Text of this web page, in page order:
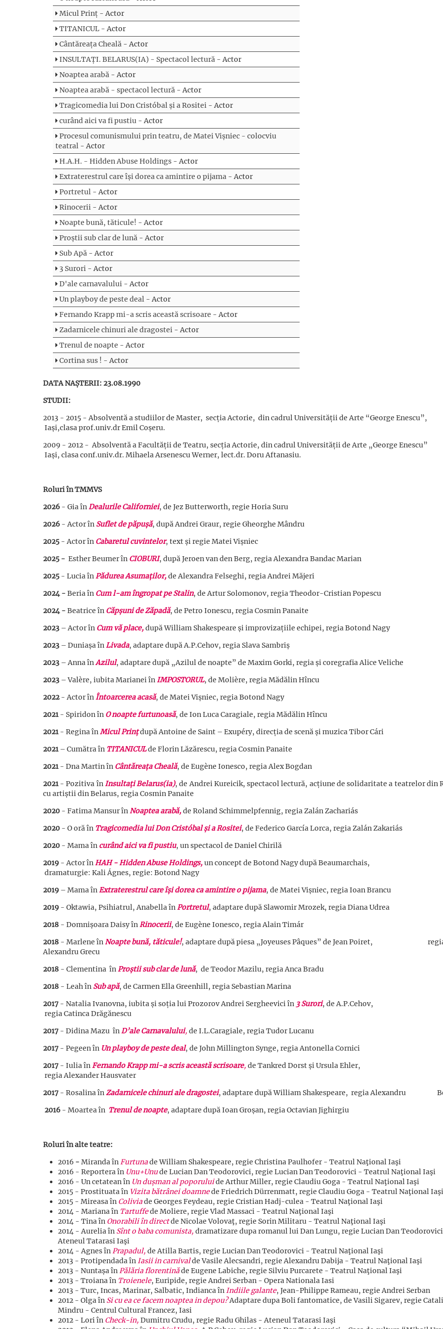
Micul Prinț - Actor
TITANICUL - Actor
Cântăreața Cheală - Actor
INSULTAȚI. BELARUS(IA) - Spectacol lectură - Actor
Noaptea arabă - Actor
Noaptea arabă - spectacol lectură - Actor
Tragicomedia lui Don Cristóbal și a Rositei - Actor
curând aici va fi pustiu - Actor
Procesul comunismului prin teatru, de Matei Vișniec - colocviu
teatral - Actor
H.A.H. - Hidden Abuse Holdings - Actor
Extraterestrul care își dorea ca amintire o pijama - Actor
Portretul - Actor
Rinocerii - Actor
Noapte bună, tăticule! - Actor
Proștii sub clar de lună - Actor
Sub Apă - Actor
3 Surori - Actor
D'ale carnavalului - Actor
Un playboy de peste deal - Actor
Fernando Krapp mi-a scris această scrisoare - Actor
Zadarnicele chinuri ale dragostei - Actor
Trenul de noapte - Actor
Cortina sus ! - Actor
DATA NAȘTERII: 23.08.1990
STUDII:
2013 - 2015 - Absolventă a studiilor de Master, secția Actorie, din cadrul Universității de Arte “George
Iași,clasa prof.univ.dr Emil Coșeru.
2009 - 2012 - Absolventă a Facultății de Teatru, secția Actorie, din cadrul Universității de Arte „George
Iași, clasa conf.univ.dr. Mihaela Arsenescu Werner, lect.dr. Doru Aftanasiu.
Roluri în TMMVS
2026 - Gia înDealurile Californiei, de Jez Butterworth, regie Horia Suru
2026 - Actor în Suflet de păpușă, după Andrei Graur, regie Gheorghe Mândru
2025 - Actor în Cabaretul cuvintelor, text și regie Matei Vișniec
2025 - Esther Beumer în CIOBURI, după Jeroen van den Berg, regia Alexandra Bandac Marian
2025 - Lucia înPădurea Asumaților,de Alexandra Felseghi, regia Andrei Măjeri
2024 - Beria în Cum l-am îngropat pe Stalin, de Artur Solomonov, regia Theodor-Cristian Popescu
2024 - Beatrice în Căpșuni de Zăpadă, de Petro Ionescu, regia Cosmin Panaite
2023 – Actor în Cum vă place,după William Shakespeare și improvizațiile echipei, regia Botond Nagy
2023 – Duniașa înLivada, adaptare după A.P.Cehov, regia Slava Sambriș
2023 – Anna înAzilul, adaptare după „Azilul de noapte” de Maxim Gorki, regia și coregrafia Alice Veliche
2023 – Valère, iubita Marianei înIMPOSTORUL, de Molière, regia Mădălin Hîncu
2022- Actor înÎntoarcerea acasă, de Matei Vișniec, regia Botond Nagy
2021- Spiridon în O noapte furtunoasă, de Ion Luca Caragiale, regia Mădălin Hîncu
2021- Regina înMicul Prințdupă Antoine de Saint – Exupéry, direcția de scenă și muzica Tibor Cári
2021– Cumătra în TITANICULde Florin Lăzărescu, regia Cosmin Panaite
2021- Dna Martin în Cântăreața Cheală, de Eugène Ionesco, regia Alex Bogdan
2021- Pozitiva înInsultați Belarus(ia), de Andrei Kureicik, spectacol lectură, acțiune de solidaritate a teatrelor din
cu artiștii din Belarus, regia Cosmin Panaite
2020 - Fatima Mansur înNoaptea arabă,de Roland Schimmelpfennig, regia Zalán Zachariás
2020 - O oră în Tragicomedia lui Don Cristóbal și a Rositei, de Federico García Lorca, regia Zalán Zakariás
2020 - Mama în curând aici va fi pustiu, un spectacol de Daniel Chirilă
2019 - Actor înHAH - Hidden Abuse Holdings,un concept de Botond Nagy după Beaumarchais,
dramaturgie: Kali Ágnes, regie: Botond Nagy
2019 – Mama înExtraterestrul care își dorea ca amintire o pijama, de Matei Vișniec, regia Ioan Brancu
2019 - Oktawia, Psihiatrul, Anabella înPortretul, adaptare după Slawomir Mrozek, regia Diana Udrea
2018 - Domnișoara Daisy înRinocerii, de Eugène Ionesco, regia Alain Timár
2018 - Marlene înNoapte bună, tăticule!, adaptare după piesa „Joyeuses Pâques” de Jean Poiret,
Alexandru Grecu
2018 - Clementina înProștii sub clar de lună, de Teodor Mazilu, regia Anca Bradu
2018 - Leah în Sub apă, de Carmen Ella Greenhill, regia Sebastian Marina
2017 - Natalia Ivanovna, iubita și soția lui Prozorov Andrei Sergheevici în 3 Surori, de A.P.Cehov,
regia Catinca Drăgănescu
2017 - Didina Mazu înD’ale Carnavalului, de I.L.Caragiale, regia Tudor Lucanu
2017 - Pegeen în Un playboy de peste deal, de John Millington Synge, regia Antonella Cornici
2017 - Iulia înFernando Krapp mi-a scris această scrisoare, de Tankred Dorst și Ursula Ehler,
regia Alexander Hausvater
2017 - Rosalina înZadarnicele chinuri ale dragostei, adaptare după William Shakespeare, regia Alexandru
2016 - Moartea în Trenul de noapte, adaptare după Ioan Groșan, regia Octavian Jighirgiu
Roluri în alte teatre:
2016 - Miranda înFurtunade William Shakespeare, regie Christina Paulhofer - Teatrul Naţional Iaşi
2016 - Reportera în Unu+Unude Lucian Dan Teodorovici, regie Lucian Dan Teodorovici - Teatrul Naţional Iaşi
2016 - Un cetatean în Un dușman al poporuluide Arthur Miller, regie Claudiu Goga - Teatrul Naţional Iaşi
2015 - Prostituata în Vizita bătrânei doamnede Friedrich Dürrenmatt, regie Claudiu Goga - Teatrul Naţional Iaşi
2015 - Mireasa în Coliviade Georges Feydeau, regie Cristian Hadj-culea - Teatrul Naţional Iaşi
2014 - Mariana în Tartuffede Moliere, regie Vlad Massaci - Teatrul Naţional Iaşi
2014 - Tina în Onorabili în directde Nicolae Volovaţ, regie Sorin Militaru - Teatrul Naţional Iaşi
2014 - Aurelia în Sînt o baba comunista, dramatizare dupa romanul lui Dan Lungu, regie Lucian Dan
Ateneul Tatarasi Iaşi
2014 - Agnes înPrapadul, de Atilla Bartis, regie Lucian Dan Teodorovici - Teatrul Naţional Iaşi
2013 - Protipendada înIasii in carnivalde Vasile Alecsandri, regie Alexandru Dabija - Teatrul Naţional Iaşi
2013 - Nuntașa înPălăria florentinăde Eugene Labiche, regie Silviu Purcarete - Teatrul Naţional Iaşi
2013 - Troiana în Troienele, Euripide, regie Andrei Serban - Opera Nationala Iasi
2013 - Turc, Incas, Marinar, Salbatic, Indianca înIndiile galante, Jean-Philippe Rameau, regie Andrei Serban
2012 - Olga în Si cu ea ce facem noaptea in depou?Adaptare dupa Boli fantomatice, de Vasili Sigarev, regie
Mindru - Centrul Cultural Francez, Iasi
2012 - Lori în Check-in, Dumitru Crudu, regie Radu Ghilas - Ateneul Tatarasi Iaşi